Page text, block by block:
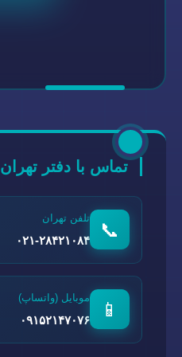
تماس با دفتر تهران
📞
تلفن تهران
۰۲۱-۲۸۴۲۱۰۸۴
📱
موبایل (واتساپ)
۰۹۱۵۲۱۴۷۰۷۶